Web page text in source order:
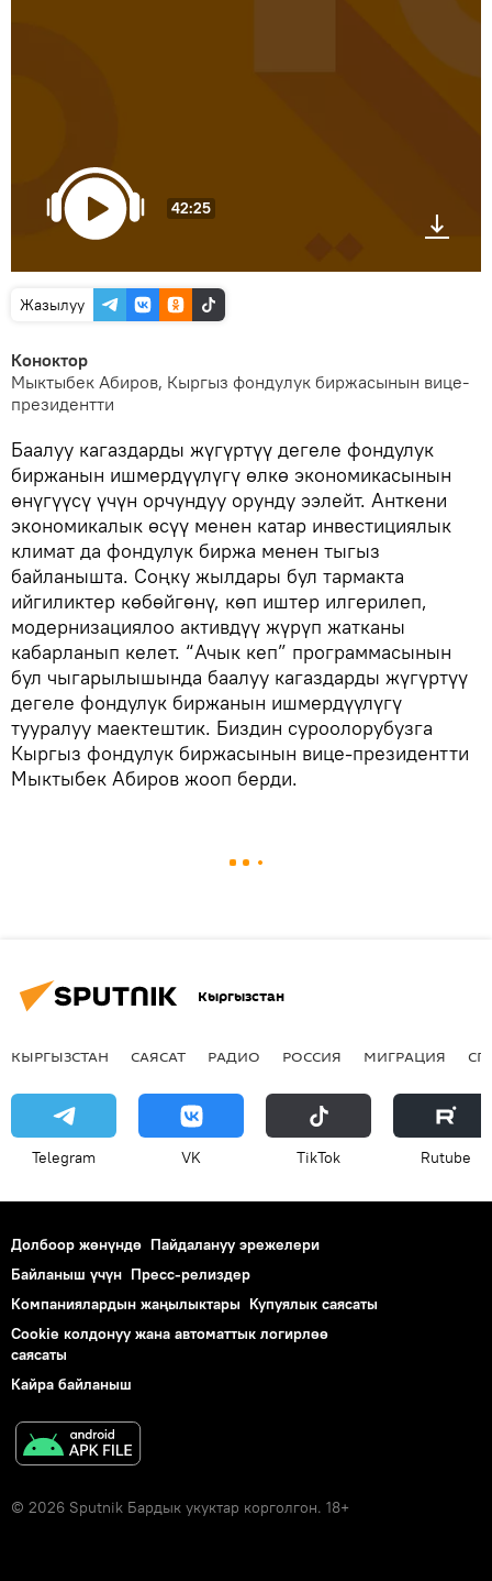
42:25
Жазылуу
Коноктор
Мыктыбек Абиров, Кыргыз фондулук биржасынын вице-
президентти
Баалуу кагаздарды жүгүртүү дегеле фондулук
биржанын ишмердүүлүгү өлкө экономикасынын
өнүгүүсү үчүн орчундуу орунду ээлейт. Анткени
экономикалык өсүү менен катар инвестициялык
климат да фондулук биржа менен тыгыз
байланышта. Соңку жылдары бул тармакта
ийгиликтер көбөйгөнү, көп иштер илгерилеп,
модернизациялоо активдүү жүрүп жатканы
кабарланып келет. “Ачык кеп” программасынын
бул чыгарылышында баалуу кагаздарды жүгүртүү
дегеле фондулук биржанын ишмердүүлүгү
тууралуу маектештик. Биздин суроолорубузга
Кыргыз фондулук биржасынын вице-президентти
Мыктыбек Абиров жооп берди.
Кыргызстан
КЫРГЫЗСТАН САЯСАТ РАДИО РОССИЯ МИГРАЦИЯ
Telegram VK ТikТоk Rutube
Долбоор жөнүндө Пайдалануу эрежелери
Байланыш үчүн Пресс-релиздер
Компаниялардын жаңылыктары Купуялык саясаты
Cookie колдонуу жана автоматтык логирлөө
саясаты
Кайра байланыш
© 2026 Sputnik Бардык укуктар корголгон. 18+